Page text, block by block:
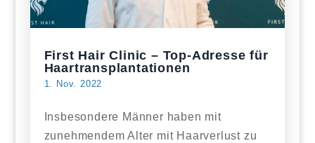
First Hair Clinic – Top-Adresse für
Haartransplantationen
1. Nov. 2022
Insbesondere Männer haben mit
zunehmendem Alter mit Haarverlust zu